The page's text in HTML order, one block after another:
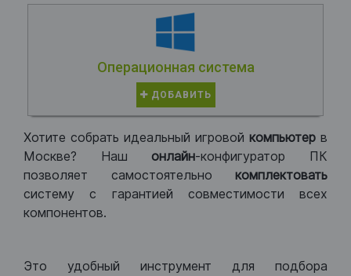
Операционная система
ДОБАВИТЬ
Хотите собрать идеальный игровой компьютер в
Москве? Нашонлайн-конфигуратор ПК
позволяет самостоятельно комплектовать
систему с гарантией совместимости всех
компонентов.
Это удобный инструмент для подбора